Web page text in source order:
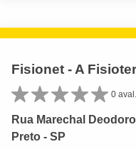
Fisionet - A
0 aval.
Rua Marechal
Preto - SP